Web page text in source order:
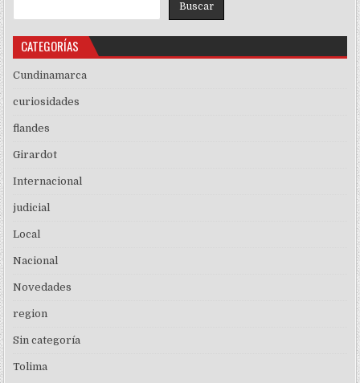
Buscar
CATEGORÍAS
Cundinamarca
curiosidades
flandes
Girardot
Internacional
judicial
Local
Nacional
Novedades
region
Sin categoría
Tolima